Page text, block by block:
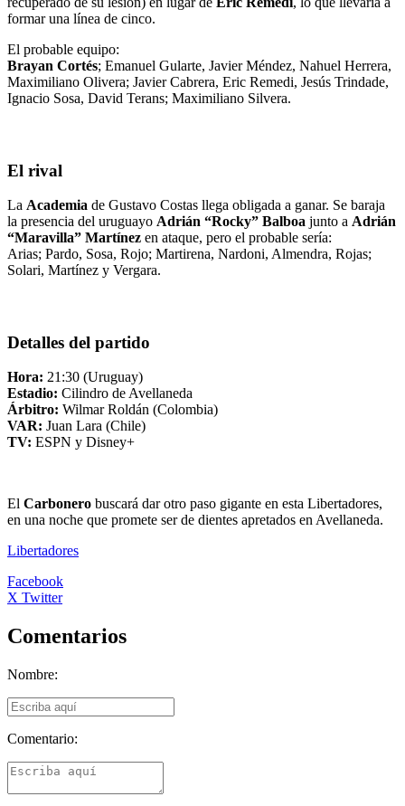
formar una línea de cinco.
El probable equipo:
Brayan Cortés; Emanuel Gularte, Javier Méndez, Nahuel Herrera,
Maximiliano Olivera; Javier Cabrera, Eric Remedi, Jesús Trindade,
Ignacio Sosa, David Terans; Maximiliano Silvera.
El rival
La Academia de Gustavo Costas llega obligada a ganar. Se baraja
la presencia del uruguayo Adrián “Rocky” Balboa junto a Adrián
“Maravilla” Martínez en ataque, pero el probable sería:
Arias; Pardo, Sosa, Rojo; Martirena, Nardoni, Almendra, Rojas;
Solari, Martínez y Vergara.
Detalles del partido
Hora: 21:30 (Uruguay)
Estadio: Cilindro de Avellaneda
Árbitro: Wilmar Roldán (Colombia)
VAR: Juan Lara (Chile)
TV: ESPN y Disney+
El Carbonero buscará dar otro paso gigante en esta Libertadores,
en una noche que promete ser de dientes apretados en Avellaneda.
Libertadores
Facebook
X Twitter
Comentarios
Nombre:
Comentario: